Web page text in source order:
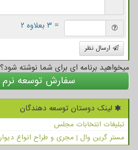
= ۳ بعلاوه ۲
ارسال نظر
میخواهید برنامه ای برای شما نوشته شود؟
سفارش توسعه نرم
لینک دوستان توسعه دهندگان
تبلیغات انتخابات مجلس
مستر گرین وال | مجری و طراح انواع